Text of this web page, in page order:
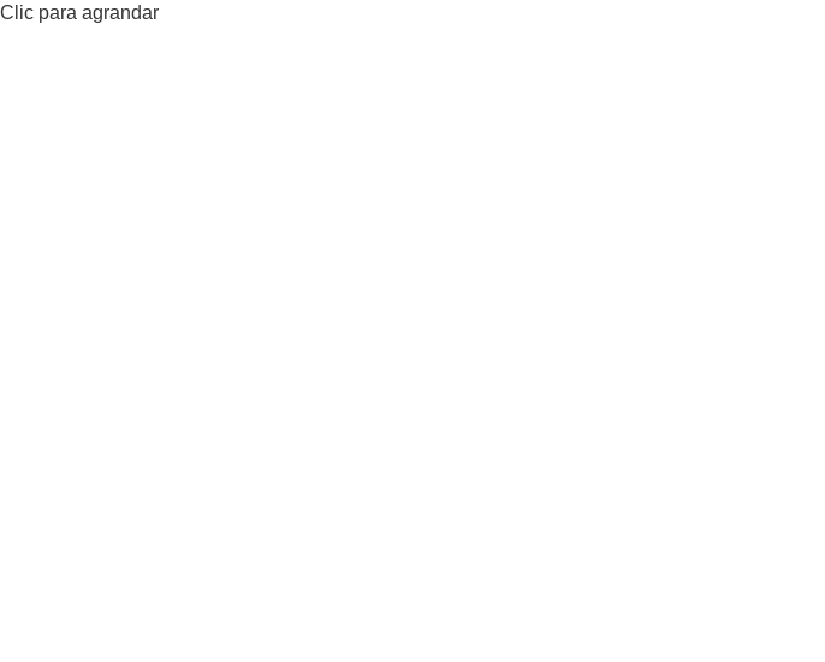
Clic para agrandar